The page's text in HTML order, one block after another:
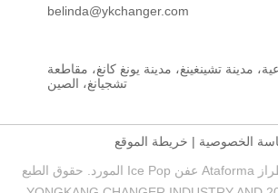
belinda@ykchanger.com
مدينة تشينغينغ، مدينة يونغ كانغ، مقاطعة
تشجيانغ، الصين
الخصوصية | خريطة الموقع
الصين جيدة الجودة طراز Ataforma عفن Ice Pop المورد. حقوق الطبع